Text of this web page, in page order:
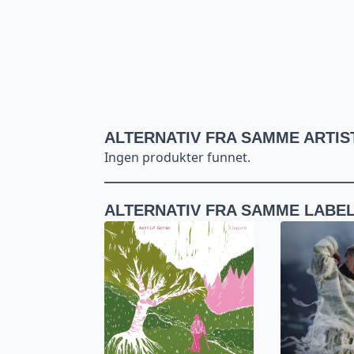
ALTERNATIV FRA SAMME
Ingen produkter funnet.
ALTERNATIV FRA SAMME